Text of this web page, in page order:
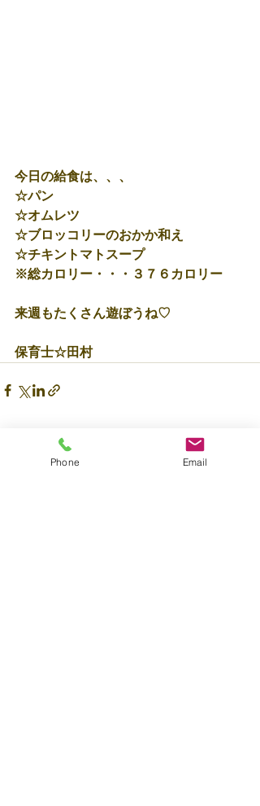
今日の給食は、、、
☆パン
☆オムレツ
☆ブロッコリーのおかか和え
☆チキントマトスープ
※総カロリー・・・３７６カロリー
来週もたくさん遊ぼうね♡
保育士☆田村
すべて表示
Phone Email